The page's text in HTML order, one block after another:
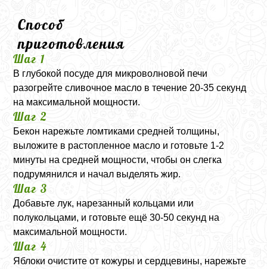
Способ
приготовления
Шаг 1
В глубокой посуде для микроволновой печи
разогрейте сливочное масло в течение 20-35 секунд
на максимальной мощности.
Шаг 2
Бекон нарежьте ломтиками средней толщины,
выложите в растопленное масло и готовьте 1-2
минуты на средней мощности, чтобы он слегка
подрумянился и начал выделять жир.
Шаг 3
Добавьте лук, нарезанный кольцами или
полукольцами, и готовьте ещё 30-50 секунд на
максимальной мощности.
Шаг 4
Яблоки очистите от кожуры и сердцевины, нарежьте